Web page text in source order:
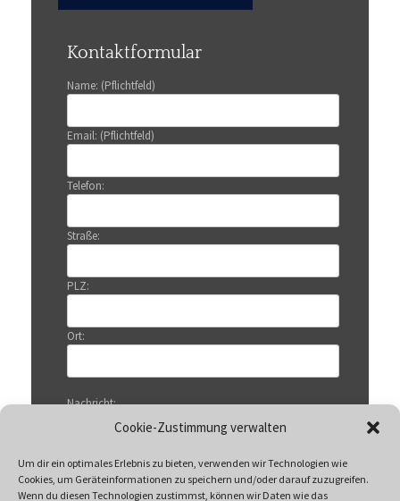
Cookie-Zustimmung verwalten
Um dir ein optimales Erlebnis zu bieten, verwenden wir Technologien wie
Cookies, um Geräteinformationen zu speichern und/oder darauf zuzugreifen.
Wenn du diesen Technologien zustimmst, können wir Daten wie das
Kontaktformular
Name: (Pflichtfeld)
Email: (Pflichtfeld)
Telefon:
Straße:
PLZ:
Ort:
Nachricht: